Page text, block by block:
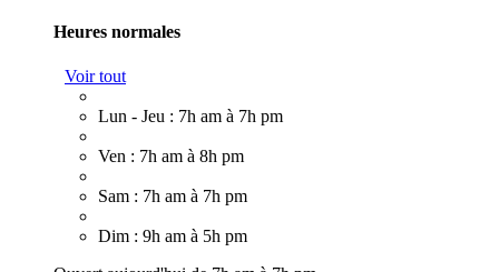
Heures normales
Voir tout
Lun - Jeu : 7h am à 7h pm
Ven : 7h am à 8h pm
Sam : 7h am à 7h pm
Dim : 9h am à 5h pm